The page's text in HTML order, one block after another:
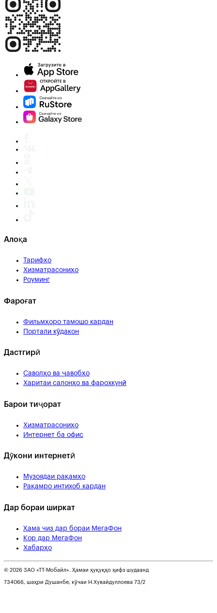
Алоқа
Тарифҳо
Хизматрасониҳо
Роуминг
Фароғат
Фильмҳоро тамошо кардан
Портали кӯдакон
Дастгирӣ
Саволҳо ва ҷавобҳо
Харитаи салонҳо ва фарохкунӣ
Барои тиҷорат
Хизматрасониҳо
Интернет ба офис
Дӯкони интернетӣ
Музоядаи рақамҳо
Рақамро интихоб кардан
Дар бораи ширкат
Ҳама чиз дар бораи МегаФон
Кор дар МегаФон
Хабарҳо
© 2026 ЗАО «ТТ-Мобайл». Ҳамаи ҳуқуқҳо ҳифз шудаанд
734066, шаҳри Душанбе, кӯчаи Н.Хувайдуллоева 73/2